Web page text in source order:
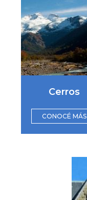
Cerros
CONOCÉ MÁS